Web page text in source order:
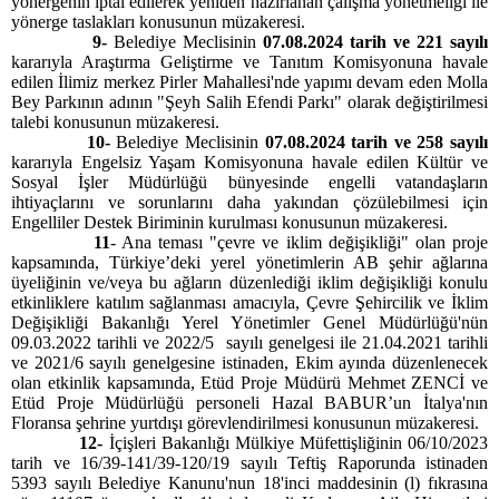
yönerge taslakları konusunun müzakeresi.
9- Belediye Meclisinin 07.08.2024 tarih ve 221 sayılı
kararıyla Araştırma Geliştirme ve Tanıtım Komisyonuna havale
edilen İlimiz merkez Pirler Mahallesi'nde yapımı devam eden Molla
Bey Parkının adının "Şeyh Salih Efendi Parkı" olarak değiştirilmesi
talebi konusunun müzakeresi.
10-Belediye Meclisinin 07.08.2024 tarih ve 258 sayılı
kararıyla Engelsiz Yaşam Komisyonuna havale edilen Kültür ve
Sosyal İşler Müdürlüğü bünyesinde engelli vatandaşların
ihtiyaçlarını ve sorunlarını daha yakından çözülebilmesi için
Engelliler Destek Biriminin kurulması konusunun müzakeresi.
11- Ana teması "çevre ve iklim değişikliği" olan proje
kapsamında, Türkiye’deki yerel yönetimlerin AB şehir ağlarına
üyeliğinin ve/veya bu ağların düzenlediği iklim değişikliği konulu
etkinliklere katılım sağlanması amacıyla, Çevre Şehircilik ve İklim
Değişikliği Bakanlığı Yerel Yönetimler Genel Müdürlüğü'nün
09.03.2022 tarihli ve 2022/5 sayılı genelgesi ile 21.04.2021 tarihli
ve 2021/6 sayılı genelgesine istinaden, Ekim ayında düzenlenecek
olan etkinlik kapsamında,Etüd Proje Müdürü Mehmet ZENCİ ve
Etüd Proje Müdürlüğü personeli Hazal BABUR’un İtalya'nın
Floransa şehrine yurtdışı görevlendirilmesi konusunun müzakeresi.
12- İçişleri Bakanlığı Mülkiye Müfettişliğinin 06/10/2023
tarih ve 16/39-141/39-120/19 sayılı Teftiş Raporunda istinaden
5393 sayılı Belediye Kanunu'nun 18'inci maddesinin (l) fıkrasına